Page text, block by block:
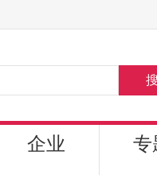
企业 专